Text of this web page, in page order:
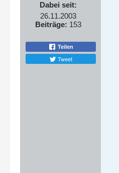
Dabei seit:
26.11.2003
Beiträge: 153
Teilen
Tweet